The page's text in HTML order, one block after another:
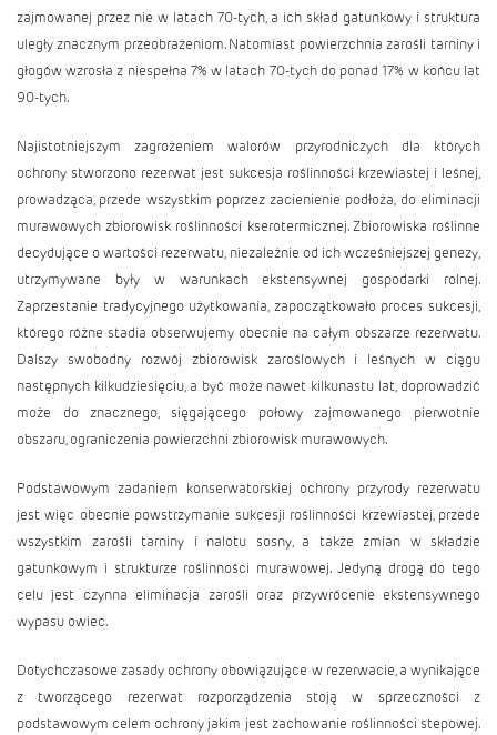
zajmowanej przez nie w latach 70-tych, a ich skład gatunkowy i struktura
uległy znacznym przeobrażeniom. Natomiast powierzchnia zarośli tarniny i
głogów wzrosła z niespełna 7% w latach 70-tych do ponad 17% w końcu lat
90-tych.
Najistotniejszym zagrożeniem walorów przyrodniczych dla których
ochrony stworzono rezerwat jest sukcesja roślinności krzewiastej i leśnej,
prowadząca, przede wszystkim poprzez zacienienie podłoża, do eliminacji
murawowych zbiorowisk roślinności kserotermicznej. Zbiorowiska roślinne
decydujące o wartości rezerwatu, niezależnie od ich wcześniejszej genezy,
utrzymywane były w warunkach ekstensywnej gospodarki rolnej.
Zaprzestanie tradycyjnego użytkowania, zapoczątkowało proces sukcesji,
którego różne stadia obserwujemy obecnie na całym obszarze rezerwatu.
Dalszy swobodny rozwój zbiorowisk zaroślowych i leśnych w ciągu
następnych kilkudziesięciu, a być może nawet kilkunastu lat, doprowadzić
może do znacznego, sięgającego połowy zajmowanego pierwotnie
obszaru, ograniczenia powierzchni zbiorowisk murawowych.
Podstawowym zadaniem konserwatorskiej ochrony przyrody rezerwatu
jest więc obecnie powstrzymanie sukcesji roślinności krzewiastej, przede
wszystkim zarośli tarniny i nalotu sosny, a także zmian w składzie
gatunkowym i strukturze roślinności murawowej. Jedyną drogą do tego
celu jest czynna eliminacja zarośli oraz przywrócenie ekstensywnego
wypasu owiec.
Dotychczasowe zasady ochrony obowiązujące w rezerwacie, a wynikające
z tworzącego rezerwat rozporządzenia stoją w sprzeczności z
podstawowym celem ochrony jakim jest zachowanie roślinności stepowej.